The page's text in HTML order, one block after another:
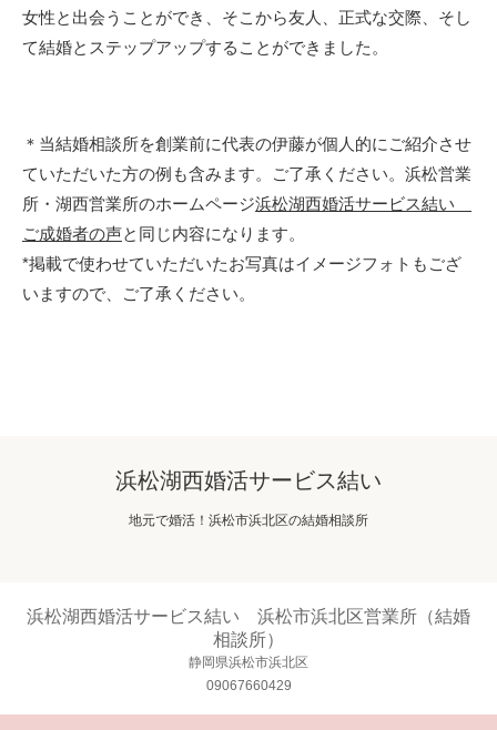
女性と出会うことができ、そこから友人、正式な交際、そし
て結婚とステップアップすることができました。
＊当結婚相談所を創業前に代表の伊藤が個人的にご紹介させ
ていただいた方の例も含みます。ご了承ください。浜松営業
所・湖西営業所のホームページ浜松湖西婚活サービス結い
ご成婚者の声と同じ内容になります。
*掲載で使わせていただいたお写真はイメージフォトもござ
いますので、ご了承ください。
浜松湖西婚活サービス結い
地元で婚活！浜松市浜北区の結婚相談所
浜松湖西婚活サービス結い 浜松市浜北区営業所（結婚
相談所）
静岡県浜松市浜北区
09067660429